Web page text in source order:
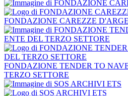
FONDAZIONE CAREZZE
FONDAZIONE TENDER TO
TERZO SETTORE